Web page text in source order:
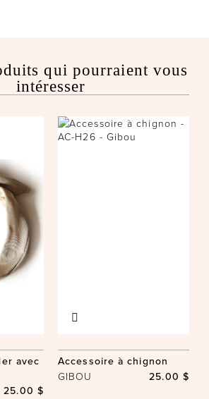
qui pourraient vous
intéresser
avec
25.00 $
Accessoire à chignon
GIBOU 25.00 $